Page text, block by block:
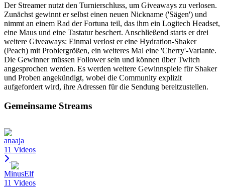
Der Streamer nutzt den Turnierschluss, um Giveaways zu verlosen.
Zunächst gewinnt er selbst einen neuen Nickname ('Sägen') und
nimmt an einem Rad der Fortuna teil, das ihm ein Logitech Headset,
eine Maus und eine Tastatur beschert. Anschließend starts er drei
weitere Giveaways: Einmal verlost er eine Hydration-Shaker
(Peach) mit Probiergrößen, ein weiteres Mal eine 'Cherry'-Variante.
Die Gewinner müssen Follower sein und können über Twitch
angesprochen werden. Es werden weitere Gewinnspiele für Shaker
und Proben angekündigt, wobei die Community explizit
aufgefordert wird, ihre Adressen für die Sendung bereitzustellen.
Gemeinsame Streams
anaaja
11 Videos
MinusElf
11 Videos